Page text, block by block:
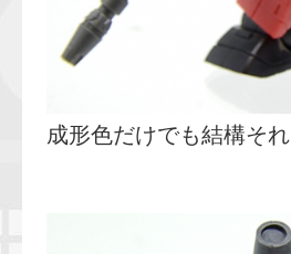
成形色だけでも結構それ